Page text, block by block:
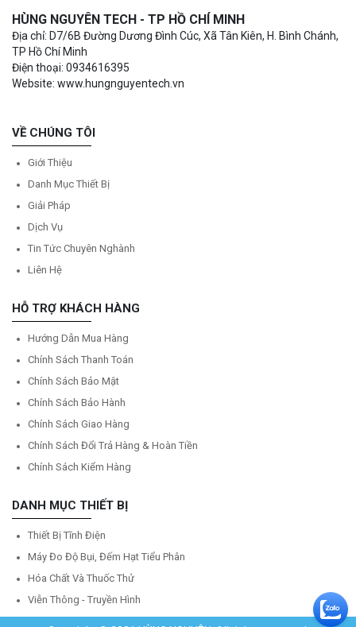
HÙNG NGUYÊN TECH - TP HỒ CHÍ MINH
Địa chỉ: D7/6B Đường Dương Đình Cúc, Xã Tân Kiên, H. Bình Chánh,
TP Hồ Chí Minh
Điện thoại: 0934616395
Website: www.hungnguyentech.vn
VỀ CHÚNG TÔI
Giới Thiệu
Danh Mục Thiết Bị
Giải Pháp
Dịch Vụ
Tin Tức Chuyên Nghành
Liên Hệ
HỖ TRỢ KHÁCH HÀNG
Hướng Dẫn Mua Hàng
Chính Sách Thanh Toán
Chính Sách Bảo Mật
Chính Sách Bảo Hành
Chính Sách Giao Hàng
Chính Sách Đổi Trả Hàng & Hoàn Tiền
Chính Sách Kiểm Hàng
DANH MỤC THIẾT BỊ
Thiết Bị Tĩnh Điện
Máy Đo Độ Bụi, Đếm Hạt Tiểu Phân
Hóa Chất Và Thuốc Thử
Viễn Thông - Truyền Hình